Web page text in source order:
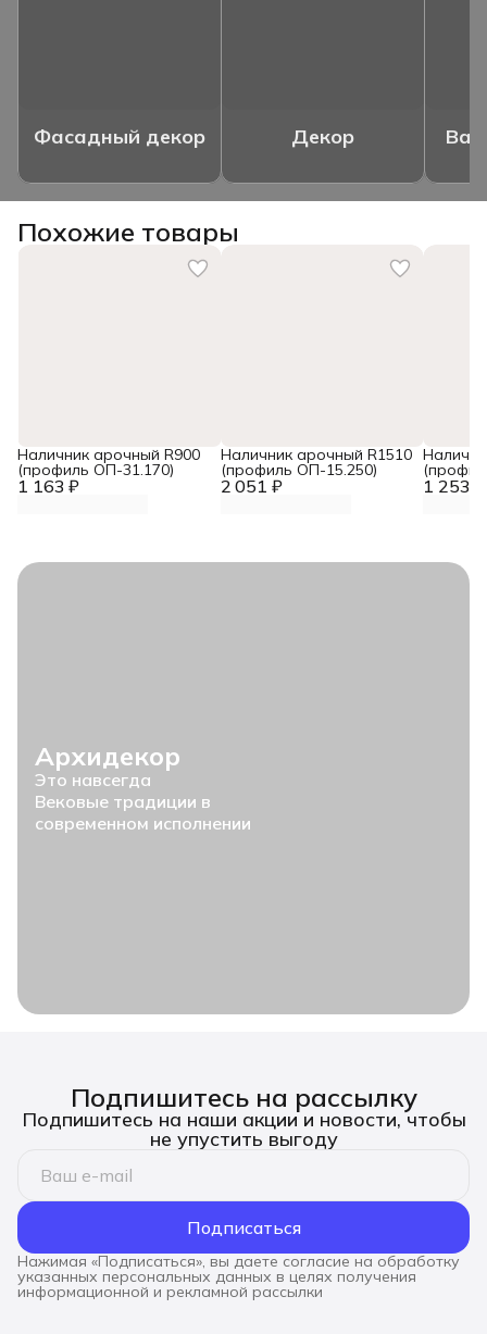
Фасадный декор Декор
Похожие товары
1 163 ₽
Наличник арочный R900
(профиль ОП-31.170)
2 051 ₽
Наличник арочный R1510
(профиль ОП-15.250)
1 253 ₽
Архидекор
Это навсегда
Вековые традиции в
современном исполнении
Подпишитесь на рассылку
Подпишитесь на наши акции и новости, чтобы
не упустить выгоду
Подписаться
Нажимая «Подписаться», вы даете согласие на обработку
указанных персональных данных в целях получения
информационной и рекламной рассылки